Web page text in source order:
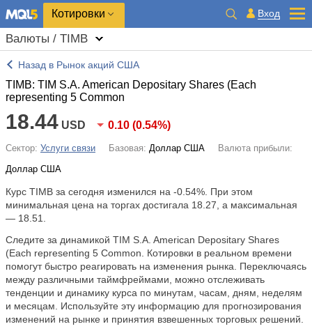
Котировки Вход
Валюты / TIMB
Назад в Рынок акций США
TIMB: TIM S.A. American Depositary Shares (Each
representing 5 Common
18.44 USD 0.10 (0.54%)
Сектор: Услуги связи Базовая: Доллар США
Валюта прибыли:
Доллар США
Курс TIMB за сегодня изменился на -0.54% . При этом
минимальная цена на торгах достигала 18.27, а максимальная
— 18.51.
Следите за динамикой TIM S.A. American Depositary Shares
(Each representing 5 Common. Котировки в реальном времени
помогут быстро реагировать на изменения рынка. Переключаясь
между различными таймфреймами, можно отслеживать
тенденции и динамику курса по минутам, часам, дням, неделям
и месяцам. Используйте эту информацию для прогнозирования
изменений на рынке и принятия взвешенных торговых решений.